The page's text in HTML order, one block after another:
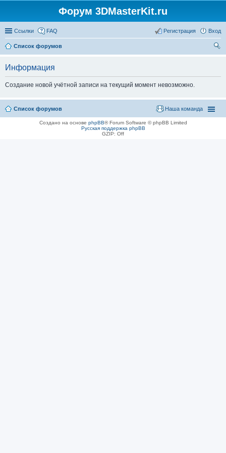
Форум 3DMasterKit.ru
Ссылки FAQ Вход
Регистрация
Список форумов
Информация
Создание новой учётной записи на текущий момент невозможно.
Список форумов Наша команда
Создано на основе phpBB® Forum Software © phpBB Limited
Русская поддержка phpBB
GZIP: Off